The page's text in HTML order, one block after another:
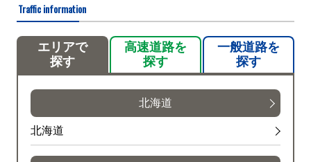
Traffic information
エリアで
探す
高速道路を
探す
一般道路を
探す
北海道
北海道